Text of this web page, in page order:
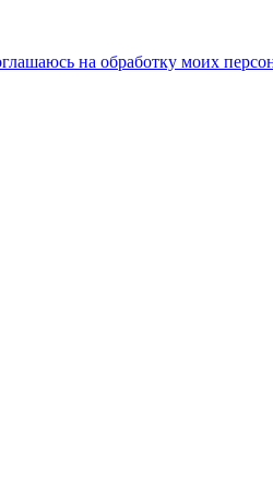
на обработку моих